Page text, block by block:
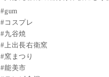
#gum
#コスプレ
#九谷焼
#上出長右衛窯
#窯まつり
#能美市